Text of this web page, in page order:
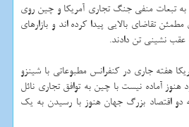
به تبعات منفی جنگ تجاری آمریكا و چین روی
تقاضای بالایی پیدا كرده اند و بازارهای
عقب نشینی تن دادند.
هفته جاری در كنفرانس مطبوعاتی با شینزو
هنوز آماده نیست با چین به توافق تجاری نائل
دو اقتصاد بزرگ جهان هنوز با رسیدن به یك